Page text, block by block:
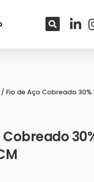
/ Fio de Aço Cobreado 30%